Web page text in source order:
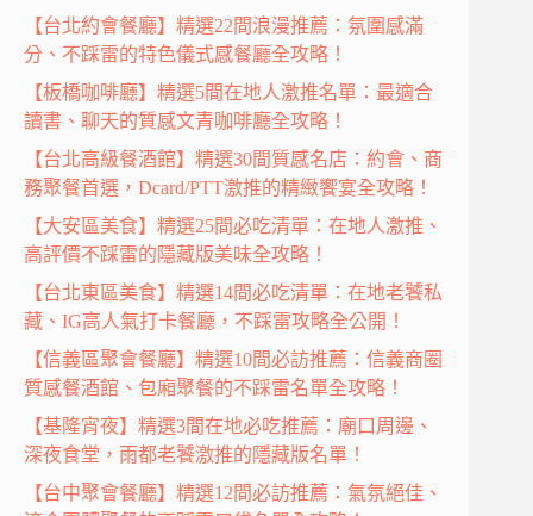
【台北約會餐廳】精選22間浪漫推薦：氛圍感滿
分、不踩雷的特色儀式感餐廳全攻略！
【板橋咖啡廳】精選5間在地人激推名單：最適合
讀書、聊天的質感文青咖啡廳全攻略！
【台北高級餐酒館】精選30間質感名店：約會、商
務聚餐首選，Dcard/PTT激推的精緻饗宴全攻略！
【大安區美食】精選25間必吃清單：在地人激推、
高評價不踩雷的隱藏版美味全攻略！
【台北東區美食】精選14間必吃清單：在地老饕私
藏、IG高人氣打卡餐廳，不踩雷攻略全公開！
【信義區聚會餐廳】精選10間必訪推薦：信義商圈
質感餐酒館、包廂聚餐的不踩雷名單全攻略！
【基隆宵夜】精選3間在地必吃推薦：廟口周邊、
深夜食堂，雨都老饕激推的隱藏版名單！
【台中聚會餐廳】精選12間必訪推薦：氣氛絕佳、